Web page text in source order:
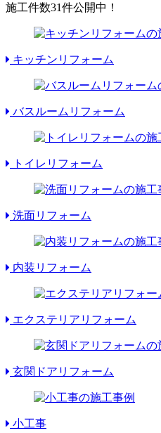
施工件数31件公開中！
キッチンリフォーム
バスルームリフォーム
トイレリフォーム
洗面リフォーム
内装リフォーム
エクステリアリフォーム
玄関ドアリフォーム
小工事